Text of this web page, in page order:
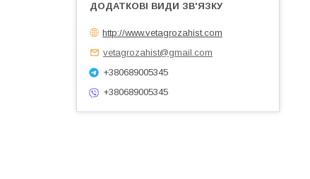
http://www.vetagrozahist.com
vetagrozahist@gmail.com
+380689005345
+380689005345